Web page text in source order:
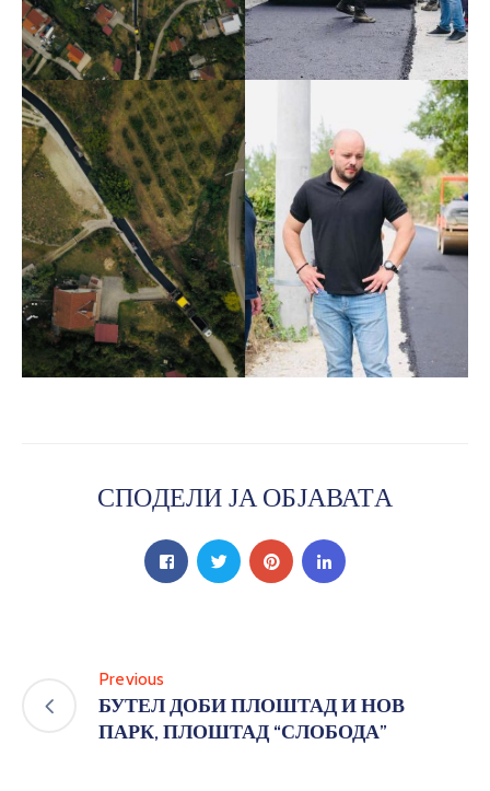
СПОДЕЛИ ЈА ОБЈАВАТА
Previous
БУТЕЛ ДОБИ ПЛОШТАД И НОВ
ПАРК, ПЛОШТАД “СЛОБОДА”